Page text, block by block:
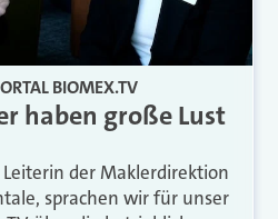
BIOMEX.TV
haben große Lust
der Maklerdirektion
sprachen wir für unser